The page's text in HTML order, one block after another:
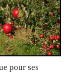
pour ses